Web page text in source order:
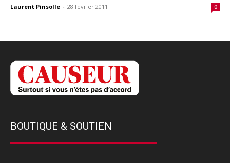
Laurent Pinsolle - 28 février 2011 0
BOUTIQUE & SOUTIEN